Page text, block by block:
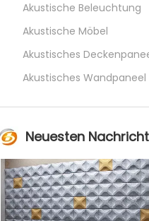
Akustische Beleuchtung
Akustische Möbel
Akustisches
Akustisches Wandpaneel
Neuesten